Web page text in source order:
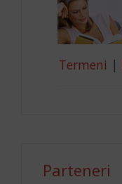
Termeni |
Parteneri